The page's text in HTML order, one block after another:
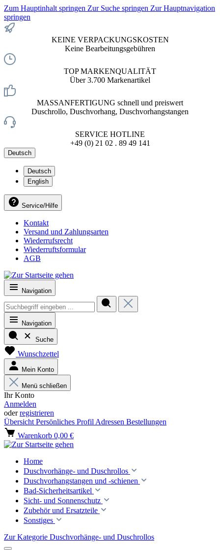
Zum Hauptinhalt springen Zur Suche springen Zur Hauptnavigation
springen
KEINE VERPACKUNGSKOSTEN
Keine Bearbeitungsgebühren
TOP MARKENQUALITÄT
Über 3.700 Markenartikel
MASSANFERTIGUNG schnell und preiswert
Duschrollo, Duschvorhang, Duschvorhangstangen
SERVICE HOTLINE
+49 (0) 21 02 . 89 49 141
Deutsch
Deutsch
English
Service/Hilfe
Kontakt
Versand und Zahlungsarten
Wiederrufsrecht
Wiederruftsformular
AGB
Navigation
Navigation
Suche
Wunschzettel
Mein Konto
Menü schließen
Ihr Konto
Anmelden
oderregistrieren
Übersicht Persönliches Profil Adressen Bestellungen
Warenkorb 0,00 €
Home
Duschvorhänge- und Duschrollos
Duschvorhangstangen und -schienen
Bad-Sicherheitsartikel
Sicht- und Sonnenschutz
Zubehör und Ersatzteile
Sonstiges
Zur Kategorie Duschvorhänge- und Duschrollos